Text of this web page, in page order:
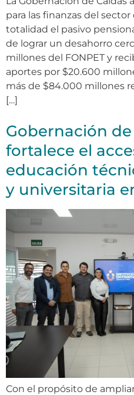
para las finanzas del
totalidad el pasivo
de lograr un desahorro
millones del FONPET y
aportes por $20.600
más de $84.000 millones
[…]
Gobernación
fortalece el
educación
y universitaria
Con el propósito de